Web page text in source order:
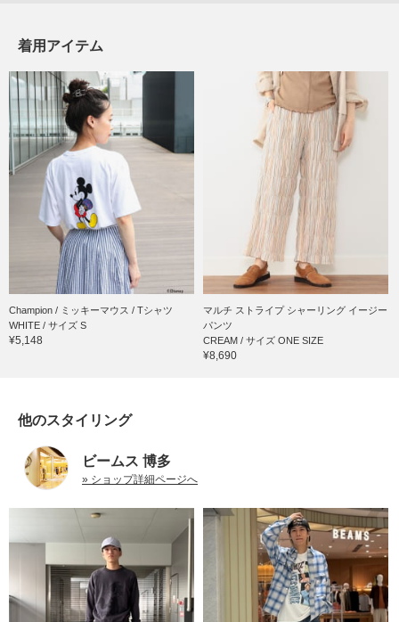
着用アイテム
Champion / ミッキーマウス / Tシャツ
WHITE / サイズ S
¥5,148
マルチ ストライプ シャーリング イージー
パンツ
CREAM / サイズ ONE SIZE
¥8,690
他のスタイリング
ビームス 博多
» ショップ詳細ページへ